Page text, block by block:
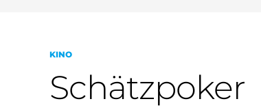
KINO
Schätzpoker